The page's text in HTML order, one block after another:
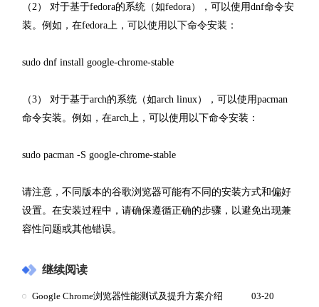
（2） 对于基于fedora的系统（如fedora），可以使用dnf命令安
装。例如，在fedora上，可以使用以下命令安装：
sudo dnf install google-chrome-stable
（3） 对于基于arch的系统（如arch linux），可以使用pacman
命令安装。例如，在arch上，可以使用以下命令安装：
sudo pacman -S google-chrome-stable
请注意，不同版本的谷歌浏览器可能有不同的安装方式和偏好
设置。在安装过程中，请确保遵循正确的步骤，以避免出现兼
容性问题或其他错误。
继续阅读
Google Chrome浏览器性能测试及提升方案介绍 03-20